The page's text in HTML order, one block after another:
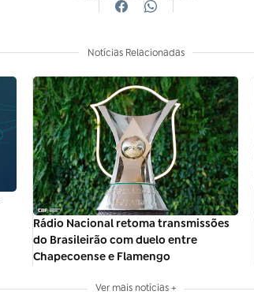
Notícias Relacionadas
Rádio Nacional retoma transmissões
do Brasileirão com duelo entre
Chapecoense e Flamengo
Ver mais notícias +